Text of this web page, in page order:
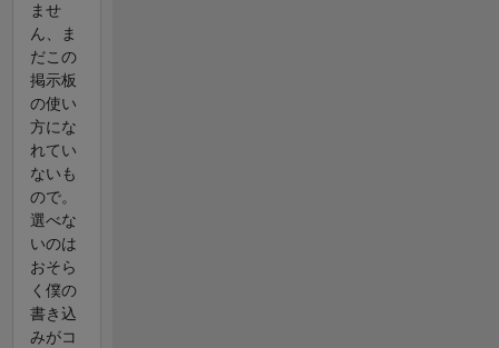
ませ
ん、ま
だこの
掲示板
の使い
方にな
れてい
ないも
ので。
選べな
いのは
おそら
く僕の
書き込
みがコ